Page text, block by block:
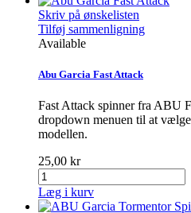
Skriv på ønskelisten
Tilføj sammenligning
Available
Abu Garcia Fast Attack
Fast Attack spinner fra ABU
dropdown menuen til at
modellen.
25,00 kr
Læg i kurv